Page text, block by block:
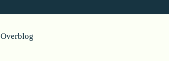
Overblog